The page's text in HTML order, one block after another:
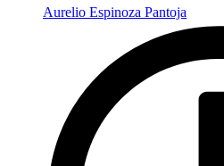
Aurelio Espinoza Pantoja